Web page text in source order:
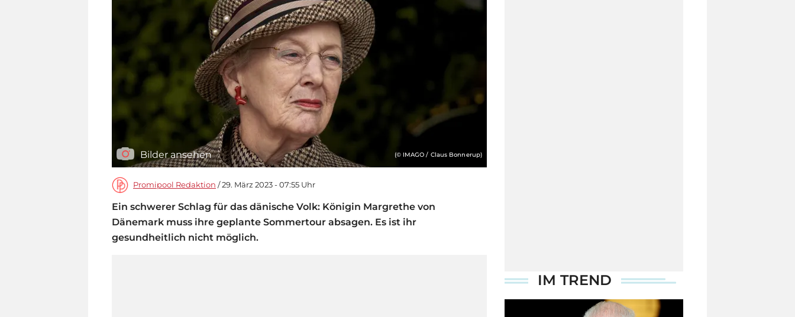
Bilder ansehen (© IMAGO / Claus Bonnerup)
Promipool Redaktion / 29. März 2023 - 07:55 Uhr
Ein schwerer Schlag für das dänische Volk: Königin Margrethe von
Dänemark muss ihre geplante Sommertour absagen. Es ist ihr
gesundheitlich nicht möglich.
IM TREND